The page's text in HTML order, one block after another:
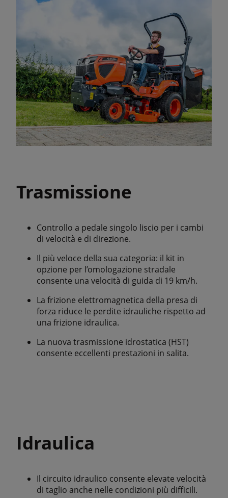
Trasmissione
Controllo a pedale singolo liscio per i cambi
di velocità e di direzione.
Il più veloce della sua categoria: il kit in
opzione per l’omologazione stradale
consente una velocità di guida di 19 km/h.
La frizione elettromagnetica della presa di
forza riduce le perdite idrauliche rispetto ad
una frizione idraulica.
La nuova trasmissione idrostatica (HST)
consente eccellenti prestazioni in salita.
Idraulica
Il circuito idraulico consente elevate velocità
di taglio anche nelle condizioni più difficili.